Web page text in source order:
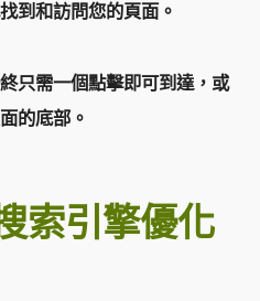
到和訪問您的頁面。
只需一個點擊即可到達，或
的底部。
索引擎優化